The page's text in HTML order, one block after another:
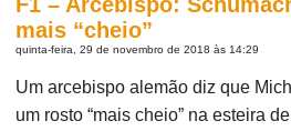
mais “cheio”
quinta-feira, 29 de novembro de 2018 às 14:29
Um arcebispo alemão diz que
um rosto “mais cheio” na esteira